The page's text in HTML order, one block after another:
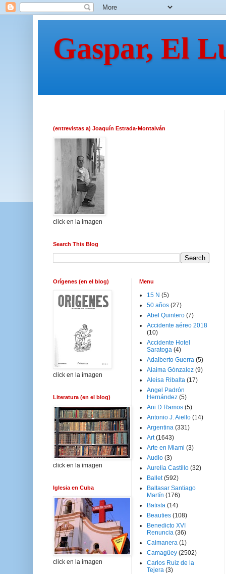
Gaspar, El
(entrevistas a) Joaquín Estrada-Montalván
click en la imagen
Search This Blog
Orígenes (en el blog)
click en la imagen
Literatura (en el blog)
click en la imagen
Iglesia en Cuba
click en la imagen
Menu
15 N (5)
50 años (27)
Abel Quintero (7)
Accidente aéreo 2018
(10)
Accidente Hotel
Saratoga (4)
Adalberto Guerra (5)
Alaima Gónzalez (9)
Aleisa Ribalta (17)
Angel Padrón
Hernández (5)
Ani D Ramos (5)
Antonio J. Aiello (14)
Argentina (331)
Art (1643)
Arte en Miami (3)
Audio (3)
Aurelia Castillo (32)
Ballet (592)
Baltasar Santiago
Martín (176)
Batista (14)
Beauties (108)
Benedicto XVI
Renuncia (36)
Caimanera (1)
Camagüey (2502)
Carlos Ruiz de la
Tejera (3)